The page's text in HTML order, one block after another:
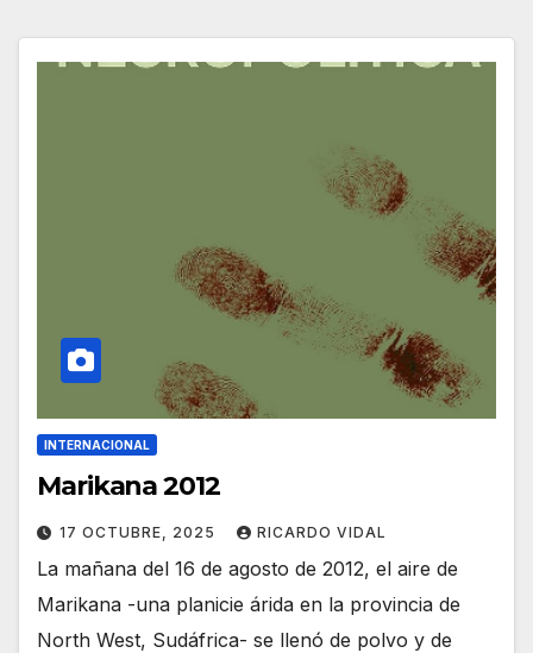
INTERNACIONAL
Marikana 2012
17 OCTUBRE, 2025 RICARDO VIDAL
La mañana del 16 de agosto de 2012, el aire de
Marikana -una planicie árida en la provincia de
North West, Sudáfrica- se llenó de polvo y de